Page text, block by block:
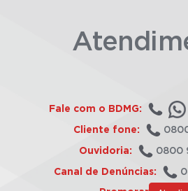
Fale com o BDMG:
Cliente fone:
Ouvidoria: 0800
Canal de Denúncias: